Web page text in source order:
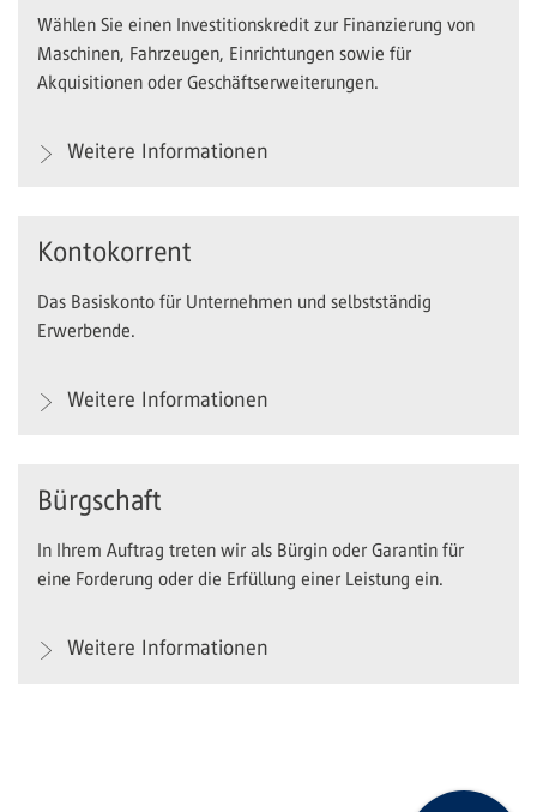
Wählen Sie einen Investitionskredit zur Finanzierung von
Maschinen, Fahrzeugen, Einrichtungen sowie für
Akquisitionen oder Geschäftserweiterungen.
Weitere Informationen
Kontokorrent
Das Basiskonto für Unternehmen und selbstständig
Erwerbende.
Weitere Informationen
Bürgschaft
In Ihrem Auftrag treten wir als Bürgin oder Garantin für
eine Forderung oder die Erfüllung einer Leistung ein.
Weitere Informationen